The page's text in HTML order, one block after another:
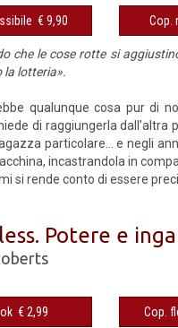
€ 9,90 Cop.
che le cose rotte si
la lotteria».
qualunque cosa pur di
di raggiungerla dall’altra
particolare… e negli
incastrandola in
si rende conto di essere
Potere e
€ 2,99 Cop.